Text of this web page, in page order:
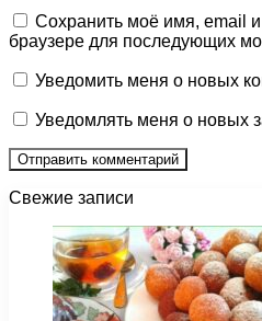
Сохранить моё имя, email
браузере для последующих
Уведомить меня о новых
Уведомлять меня о новых
Свежие записи